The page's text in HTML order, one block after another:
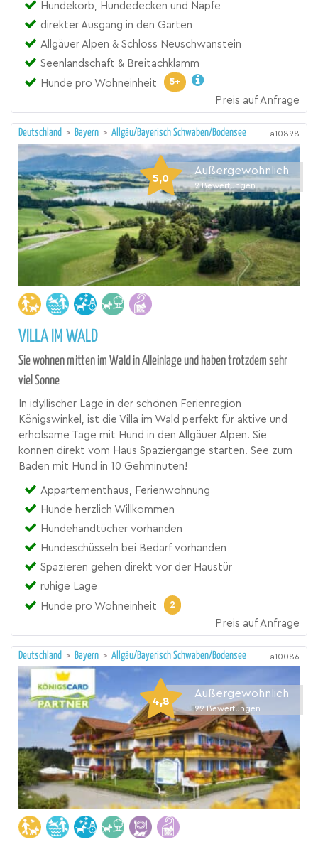
Hundekorb, Hundedecken und Näpfe
direkter Ausgang in den Garten
Allgäuer Alpen & Schloss Neuschwanstein
Seenlandschaft & Breitachklamm
Hunde pro Wohneinheit
5+
Preis auf Anfrage
Deutschland > Bayern > Allgäu/Bayerisch Schwaben/Bodensee a10898
5,0
Außergewöhnlich
2 Bewertungen
VILLA IM WALD
Sie wohnen mitten im Wald in Alleinlage und haben trotzdem sehr
viel Sonne
In idyllischer Lage in der schönen Ferienregion
Königswinkel, ist die Villa im Wald perfekt für aktive und
erholsame Tage mit Hund in den Allgäuer Alpen. Sie
können direkt vom Haus Spaziergänge starten. See zum
Baden mit Hund in 10 Gehminuten!
Appartementhaus, Ferienwohnung
Hunde herzlich Willkommen
Hundehandtücher vorhanden
Hundeschüsseln bei Bedarf vorhanden
Spazieren gehen direkt vor der Haustür
ruhige Lage
Hunde pro Wohneinheit
2
Preis auf Anfrage
Deutschland > Bayern > Allgäu/Bayerisch Schwaben/Bodensee a10086
4,8
Außergewöhnlich
22 Bewertungen